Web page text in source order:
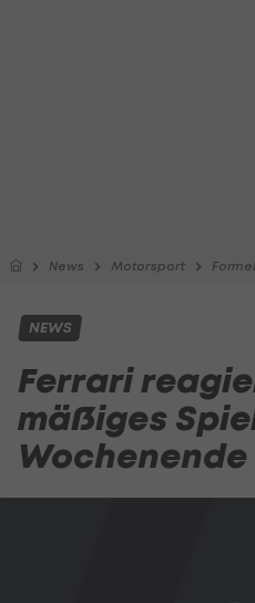
News Motorsport Formel
NEWS
Ferrari
mäßiges
Wochenende